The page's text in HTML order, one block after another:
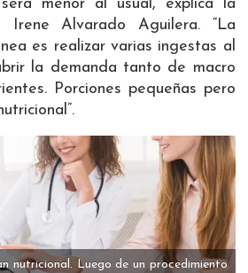
menor al usual, explica la
Irene Alvarado Aguilera. “La
es realizar varias ingestas al
la demanda tanto de macro
Porciones pequeñas pero
nutricional. Luego de un procedimiento